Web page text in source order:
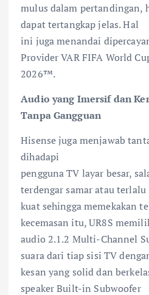
mulus dalam pertandingan,
dapat tertangkap jelas. Hal
ini juga menandai
Provider VAR FIFA World
2026™.
Audio yang Imersif dan
Tanpa Gangguan
Hisense juga menjawab
dihadapi
pengguna TV layar besar,
terdengar samar atau terlalu
kuat sehingga memekakan
kecemasan itu, UR8S
audio 2.1.2 Multi-Channel
suara dari tiap sisi TV
kesan yang solid dan
speaker Built-in Subwoofer